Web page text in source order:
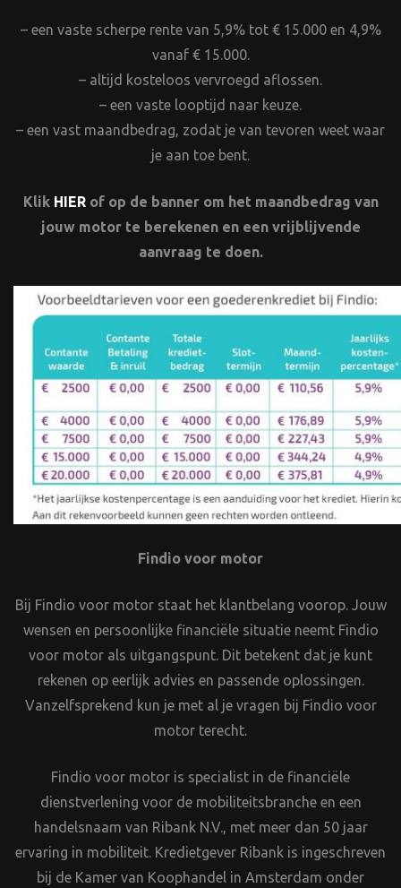
– een vaste scherpe rente van 5,9% tot € 15.000 en 4,9%
vanaf € 15.000.
– altijd kosteloos vervroegd aflossen.
– een vaste looptijd naar keuze.
– een vast maandbedrag, zodat je van tevoren weet waar
je aan toe bent.
Klik HIER of op de banner om het maandbedrag van
jouw motor te berekenen en een vrijblijvende
aanvraag te doen.
Findio voor motor
Bij Findio voor motor staat het klantbelang voorop. Jouw
wensen en persoonlijke financiële situatie neemt Findio
voor motor als uitgangspunt. Dit betekent dat je kunt
rekenen op eerlijk advies en passende oplossingen.
Vanzelfsprekend kun je met al je vragen bij Findio voor
motor terecht.
Findio voor motor is specialist in de financiële
dienstverlening voor de mobiliteitsbranche en een
handelsnaam van Ribank N.V., met meer dan 50 jaar
ervaring in mobiliteit. Kredietgever Ribank is ingeschreven
bij de Kamer van Koophandel in Amsterdam onder